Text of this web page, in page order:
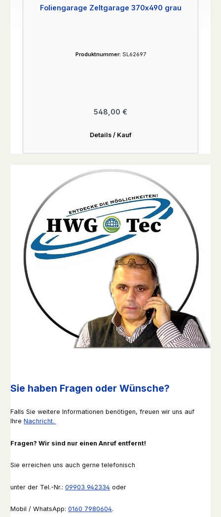
Foliengarage Zeltgarage 370x490 grau
Produktnummer: SL62697
Regulärer Preis:
548,00 €
Details / Kauf
Sie haben Fragen oder Wünsche?
Falls Sie weitere Informationen benötigen, freuen wir uns auf
Ihre Nachricht.
Fragen? Wir sind nur einen Anruf entfernt!
Sie erreichen uns auch gerne telefonisch
unter der Tel.-Nr.: 09903 942334 oder
Mobil / WhatsApp: 0160 7980604.